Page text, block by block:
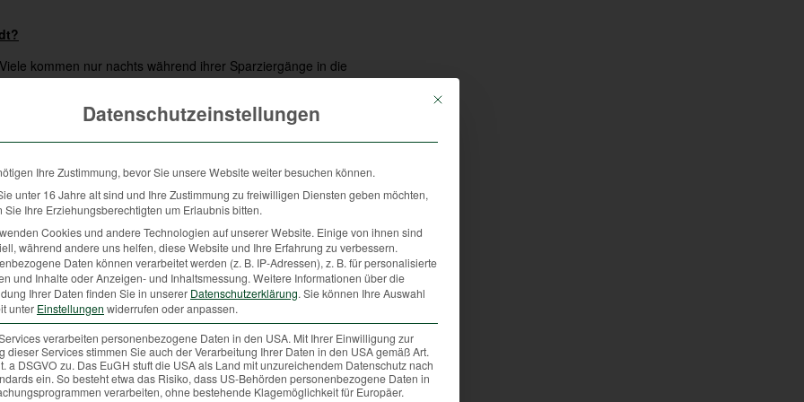
kommen nur nachts während ihrer Sparziergänge in die
Tiere wie Marder, Igel oder Echsen haben sich in Dachböden,
intensiv genutzte Kulturlandschaft, aber auch Küchenabfälle,
städtischen Wohngegenden. Sind die Bedingungen zur
braucht neue Reviere und weicht in die Städte aus. Die
aber auch zum Schutz der Bevölkerung. Die Jägerschaft ist
und Wildackerpflanzungen, die Tiere wieder in ihre gewohnte
zur Verfügung gestellt und Schäden in der Forstwirtschaft,
verhindert werden. Neben der Hege der Lebensräume müssen
werden.
der Stadt wohnt?
frisches Wildbret zerlegt, portioniert und verpackt zum Kauf
örtlichen Fleischhauer. Fleisch von Reh, Wildschwein, Hirsch,
ganze Jahr über bezogen werden. Neben dem Fleisch werden
Mit diesem Button wird der Dialog geschlossen. Seine Funktionalität ist
Datenschutzeinstellungen
Ihre Zustimmung, bevor Sie unsere Website weiter besuchen können.
unter 16 Jahre alt sind und Ihre Zustimmung zu freiwilligen Diensten geben möchten,
Sie Ihre Erziehungsberechtigten um Erlaubnis bitten.
Cookies und andere Technologien auf unserer Website. Einige von ihnen sind
während andere uns helfen, diese Website und Ihre Erfahrung zu verbessern.
Daten können verarbeitet werden (z. B. IP-Adressen), z. B. für personalisierte
und Inhalte oder Anzeigen- und Inhaltsmessung. Weitere Informationen über die
Ihrer Daten finden Sie in unserer Datenschutzerklärung. Sie können Ihre Auswahl
unter Einstellungen widerrufen oder anpassen.
verarbeiten personenbezogene Daten in den USA. Mit Ihrer Einwilligung zur
dieser Services stimmen Sie auch der Verarbeitung Ihrer Daten in den USA gemäß Art.
a DSGVO zu. Das EuGH stuft die USA als Land mit unzureichendem Datenschutz nach
ein. So besteht etwa das Risiko, dass US-Behörden personenbezogene Daten in
verarbeiten, ohne bestehende Klagemöglichkeit für Europäer.